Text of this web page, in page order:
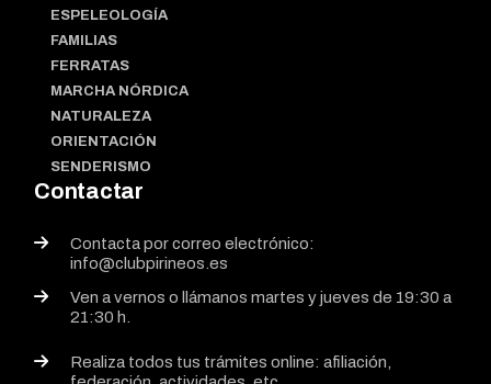
ESPELEOLOGÍA
FAMILIAS
FERRATAS
MARCHA NÓRDICA
NATURALEZA
ORIENTACIÓN
SENDERISMO
Contactar
Contacta por correo electrónico:
info@clubpirineos.es
Ven a vernos o llámanos martes y jueves de 19:30 a
21:30 h.
Realiza todos tus trámites online: afiliación,